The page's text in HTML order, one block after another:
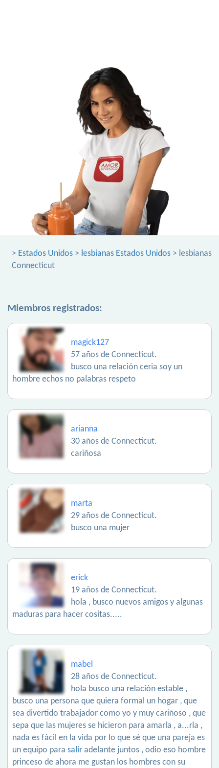
> Estados Unidos > lesbianas Estados Unidos > lesbianas
Connecticut
Miembros registrados:
magick127
57 años de Connecticut.
busco una relación ceria soy un
hombre echos no palabras respeto
arianna
30 años de Connecticut.
cariñosa
marta
29 años de Connecticut.
busco una mujer
erick
19 años de Connecticut.
hola , busco nuevos amigos y algunas
maduras para hacer cositas.....
mabel
28 años de Connecticut.
hola busco una relación estable ,
busco una persona que quiera formal un hogar , que
sea divertido trabajador como yo y muy cariñoso , que
sepa que las mujeres se hicieron para amarla , a...rla ,
nada es fácil en la vida por lo que sé que una pareja es
un equipo para salir adelante juntos , odio eso hombre
princeso de ahora me gustan los hombres con su